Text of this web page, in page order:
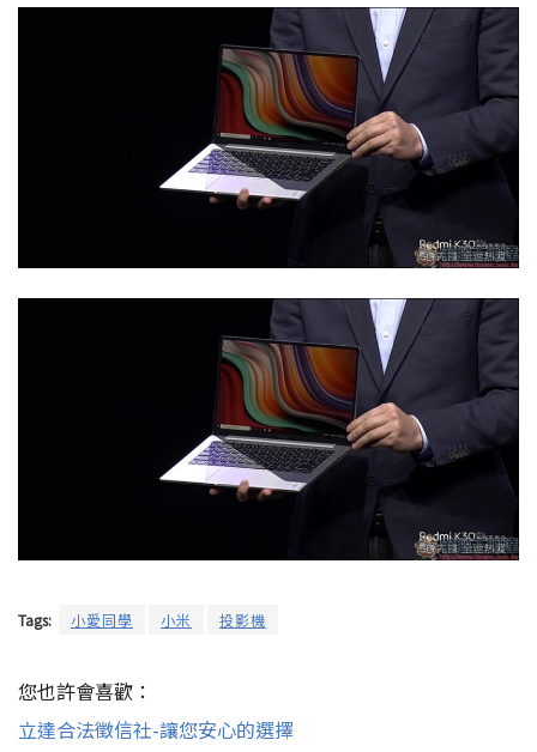
Tags: 小愛同學 小米 投影機
您也許會喜歡：
立達合法徵信社-讓您安心的選擇